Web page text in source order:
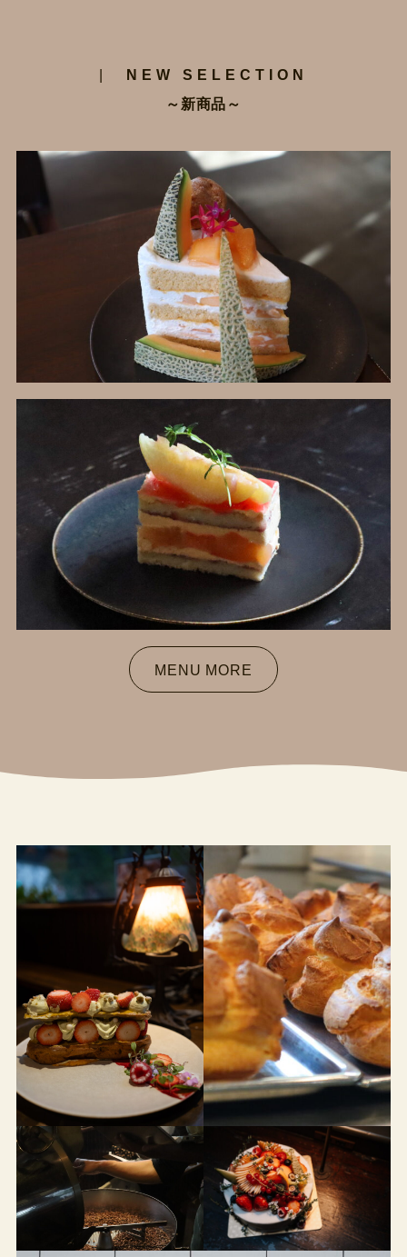
| NEW SELECTION
～新商品～
MENU MORE